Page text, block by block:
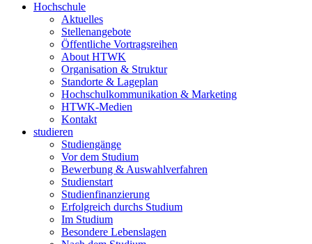
Hochschule
Aktuelles
Stellenangebote
Öffentliche Vortragsreihen
About HTWK
Organisation & Struktur
Standorte & Lageplan
Hochschulkommunikation & Marketing
HTWK-Medien
Kontakt
studieren
Studiengänge
Vor dem Studium
Bewerbung & Auswahlverfahren
Studienstart
Studienfinanzierung
Erfolgreich durchs Studium
Im Studium
Besondere Lebenslagen